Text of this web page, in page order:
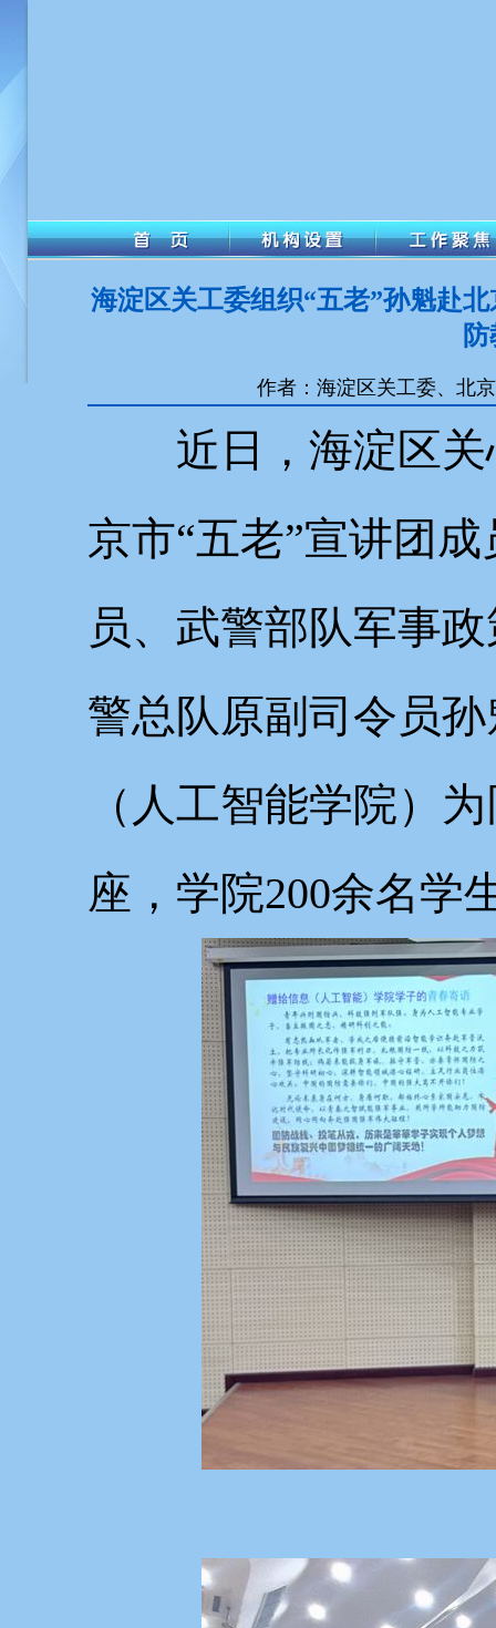
海淀区关工委组织“五老”孙魁赴
作者：海淀区关工委、北
近日，海淀区
京市“五老”宣讲团
员、武警部队军事
警总队原副司令员
（人工智能学院）
座，学院200余名学